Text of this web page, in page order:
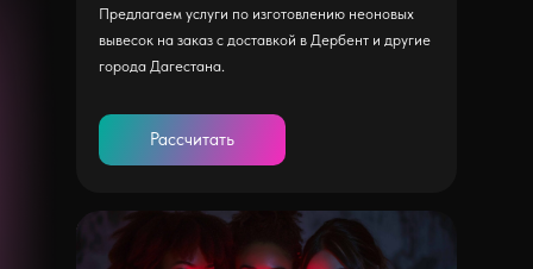
Предлагаем услуги по изготовлению неоновых
вывесок на заказ с доставкой в Дербент и другие
города Дагестана.
Рассчитать